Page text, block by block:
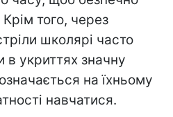
того, через
школярі часто
в укриттях значну
на їхньому
навчатися.